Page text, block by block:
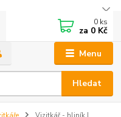
Menu
Hledat
0 ks
za 0 Kč